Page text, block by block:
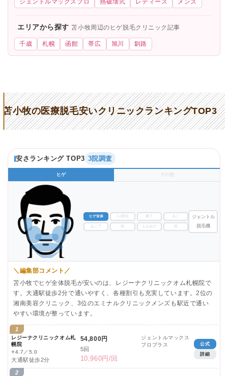
ジェントルマックスプロ 熱破壊式 レディース メンズ
エリアから探す苫小牧周辺のヒゲ脱毛クリニック記事
千歳 札幌 函館 帯広 旭川 釧路
苫小牧の医療脱毛安いクリニックランキングTOP3
安さランキング TOP3 3院調査
ヒゲ その他
ヒゲ全体 3-4部位 鼻下 あご
あご下 もみあげ
ジェントル
脱毛機
＼編集部コメント／
苫小牧でヒゲ全体脱毛が安いのは、レジーナクリニックオム札幌院で
す。大通駅徒歩2分で通いやすく、各種割引も充実しています。2位の
湘南美容クリニック、3位のエミナルクリニックメンズも駅近で通い
やすい環境が整っています。
1
レジーナクリニックオム札
幌院
⭐4.7／5.0
大通駅徒歩2分
54,800円
5回
10,960円/回
ジェントルマックス
プロプラス
公式
詳細
2